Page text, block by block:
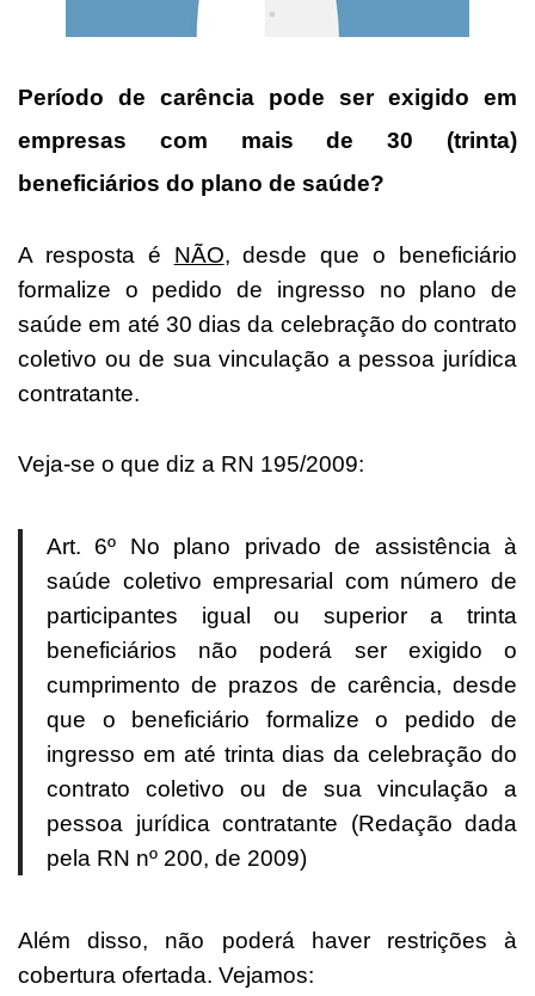
Período de carência pode ser exigido em
empresas com mais de 30 (trinta)
beneficiários do plano de saúde?
A resposta é NÃO, desde que o beneficiário
formalize o pedido de ingresso no plano de
saúde em até 30 dias da celebração do contrato
coletivo ou de sua vinculação a pessoa jurídica
contratante.
Veja-se o que diz a RN 195/2009:
Art. 6º No plano privado de assistência à
saúde coletivo empresarial com número de
participantes igual ou superior a trinta
beneficiários não poderá ser exigido o
cumprimento de prazos de carência, desde
que o beneficiário formalize o pedido de
ingresso em até trinta dias da celebração do
contrato coletivo ou de sua vinculação a
pessoa jurídica contratante (Redação dada
pela RN nº 200, de 2009)
Além disso, não poderá haver restrições à
cobertura ofertada. Vejamos: